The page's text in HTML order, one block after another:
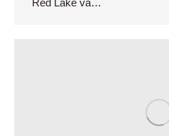
Red Lake và…